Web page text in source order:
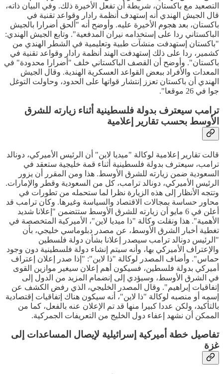
التصعيد مع باكستان، شريطة أن تفعل الأخيرة ذلك. وفي البيان ذاته،
قال الجيش الهندي أنه إستهدف أنظمة رادار وقواعد تقنية في
باكستان، بعد هجوم الأخيرة عليه. وأوضح أنه "ألحق أضرارا بالجيش
الباكستاني ردا على إستخدامه نيران المدفعية". وتابع الجيش الهندي:
"باكستان إستهدفت منشآت طبية وتعليمية في الشطر الهندي من
كشمير، ردا على ذلك إستهدفت الهند أنظمة رادار وقواعد تقنية في
باكستان". وأوضح أن القصف الباكستاني خلف "أضرارا محدودة" في
المعدات والأفراد ببعض القواعد العسكرية الهندية. وقال الجيش
الهندي أن باكستان تعزز إنتشار قواتها على الحدود، وحاولت التوغل
جوا في 26 موقعا".
ترامب سيعترف بدولة فلسطينية أثناء زيارته للشرق
الأوسط بحسب تقارير إعلامية
قالت تقارير إعلامية لوكالة "ميديا لاين" أن الرئيس الأميركي، دونالد
ترامب، سيعترف بدولة فلسطينية أثناء قمة خليجية ستعقد في
السعودية ضمن زيارته للشرق الأوسط. هذا ومن المقرر أن يزور
الرئيس الأميركي، دونالد ترامب، كل من السعودية وقطر والإمارات.
وتتجه الأنظار إلى هذه الزيارة نظرا لما ستحمله من تطورات في
محاور حساسة بمجالات الاقتصاد والسياسة وغيرها. وكان ترامب قد
أعلن في 6 مايو أن زيارته للشرق الأوسط ستتضمن "إعلانا شديد
الأهمية". هذا ونقلت وكالة "ذا ميديا لاين"، الأميركية المتخصصة في
تغطية أخبار الشرق الأوسط، عن مصدر دبلوماسي خليجي، بأن
"الرئيس دونالد ترامب سيصدر إعلانا بشأن دولة فلسطين
والإعتراف الأميركي بها، وأنه سيتم إنشاء دولة فلسطينية دون وجود
حماس". وأضاف المصدر لوكالة "ذا لاين": "إذا صدر إعلان إعتراف
أميركي بدولة فلسطين، فسيكون أهم إعلان سيغير موازين القوى
في الشرق الأوسط، وسيؤدي إلى إنضمام المزيد من الدول إلى
إتفاقيات إبراهيم". وقال المصدر الخليجي، الذي رفض الكشف عن
إسمه أو منصبه لوكالة "ذا لاين"، أنه سيكون هناك إتفاقيات إقتصادية
بالتأكيد، ولكن عددا كبيرا منها قد تم الإعلان عنه بالفعل، كما من
الممكن أن نشهد إعفاء دول الخليج من التعريفات الجمركية.
تفاصيل خطة أميركية إسرائيلية لإيصال المساعدات إلى
غزة